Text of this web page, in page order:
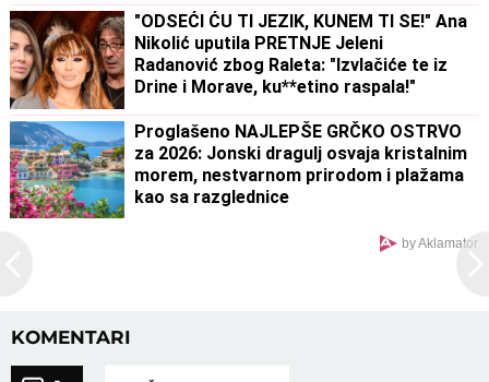
"ODSEĆI ĆU TI JEZIK, KUNEM TI SE!" Ana
Nikolić uputila PRETNJE Jeleni
Radanović zbog Raleta: "Izvlačiće te iz
Drine i Morave, ku**etino raspala!"
Proglašeno NAJLEPŠE GRČKO OSTRVO
za 2026: Jonski dragulj osvaja kristalnim
morem, nestvarnom prirodom i plažama
kao sa razglednice
by Aklamator
KOMENTARI